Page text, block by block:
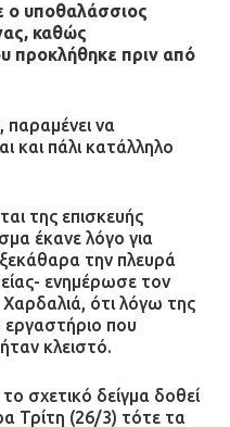
ο υποθαλάσσιος
καθώς
προκλήθηκε πριν από
να
και πάλι κατάλληλο
της επισκευής
έκανε λόγο για
την πλευρά
ενημέρωσε τον
Χαρδαλιά, ότι λόγω της
εργαστήριο που
κλειστό.
σχετικό δείγμα δοθεί
Τρίτη (26/3) τότε τα